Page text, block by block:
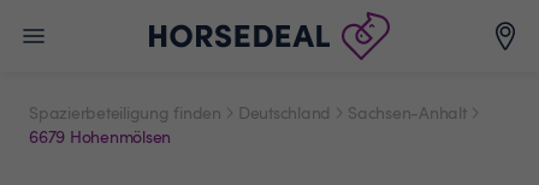
Spazierbeteiligung finden Deutschland
Sachsen-Anhalt
6679 Hohenmölsen